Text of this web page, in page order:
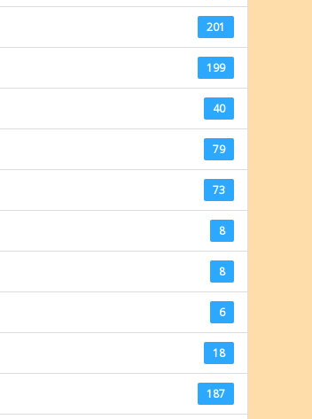
201
199
40
79
73
8
8
6
18
187